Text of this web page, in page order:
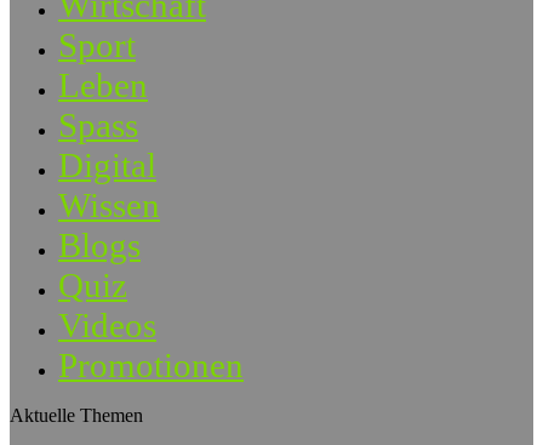
Sport
Leben
Spass
Digital
Wissen
Blogs
Quiz
Videos
Promotionen
Aktuelle Themen